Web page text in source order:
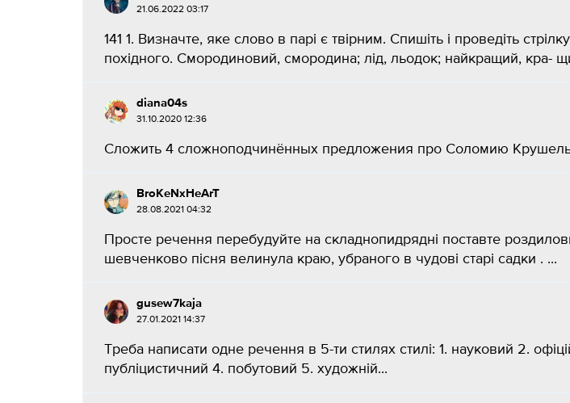
21.06.2022 03:17
141 1. Визначте, яке слово в парі є твірним. Спишіть і проведіть
похідного. Смородиновий, смородина; лід, льодок; найкращий, кра-
diana04s
31.10.2020 12:36
Сложить 4 сложноподчинённых предложения про Соломию
BroKeNxHeArT
28.08.2021 04:32
Просте речення перебудуйте на складнопидрядні поставте
шевченково пісня велинула краю, убраного в чудові старі садки . ​...
gusew7kaja
27.01.2021 14:37
Треба написати одне речення в 5-ти стилях стилі: 1. науковий 2.
публіцистичний 4. побутовий 5. художній...